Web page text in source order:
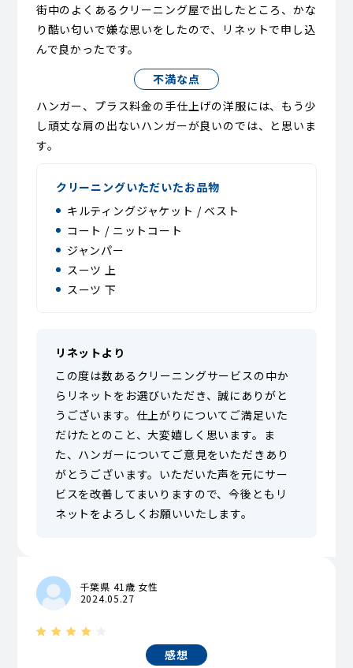
街中のよくあるクリーニング屋で出したところ、かな
り酷い匂いで嫌な思いをしたので、リネットで申し込
んで良かったです。
不満な点
ハンガー、プラス料金の手仕上げの洋服には、もう少
し頑丈な肩の出ないハンガーが良いのでは、と思いま
す。
クリーニングいただいたお品物
キルティングジャケット / ベスト
コート / ニットコート
ジャンパー
スーツ 上
スーツ 下
リネットより
この度は数あるクリーニングサービスの中か
らリネットをお選びいただき、誠にありがと
うございます。仕上がりについてご満足いた
だけたとのこと、大変嬉しく思います。ま
た、ハンガーについてご意見をいただきあり
がとうございます。いただいた声を元にサー
ビスを改善してまいりますので、今後ともリ
ネットをよろしくお願いいたします。
千葉県 41歳 女性
2024.05.27
感想